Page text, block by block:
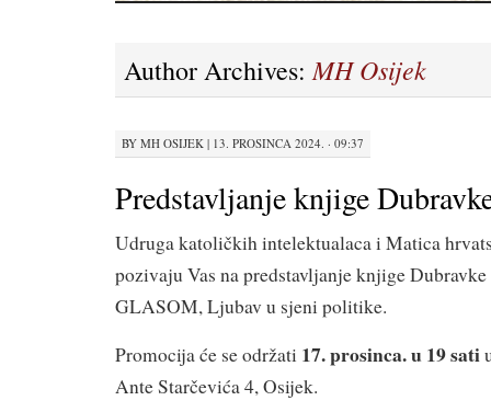
Author Archives:MH Osijek
BY MH OSIJEK | 13. PROSINCA 2024. · 09:37
Predstavljanje knjige
Udruga katoličkih intelektualaca i Matica
pozivaju Vas na predstavljanje knjige
GLASOM, Ljubav u sjeni politike.
Promocija će se održati 17. prosinca. u 19 sati
Ante Starčevića 4, Osijek.